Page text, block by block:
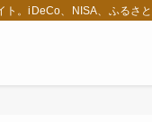
ト。iDeCo、NISA、ふるさ